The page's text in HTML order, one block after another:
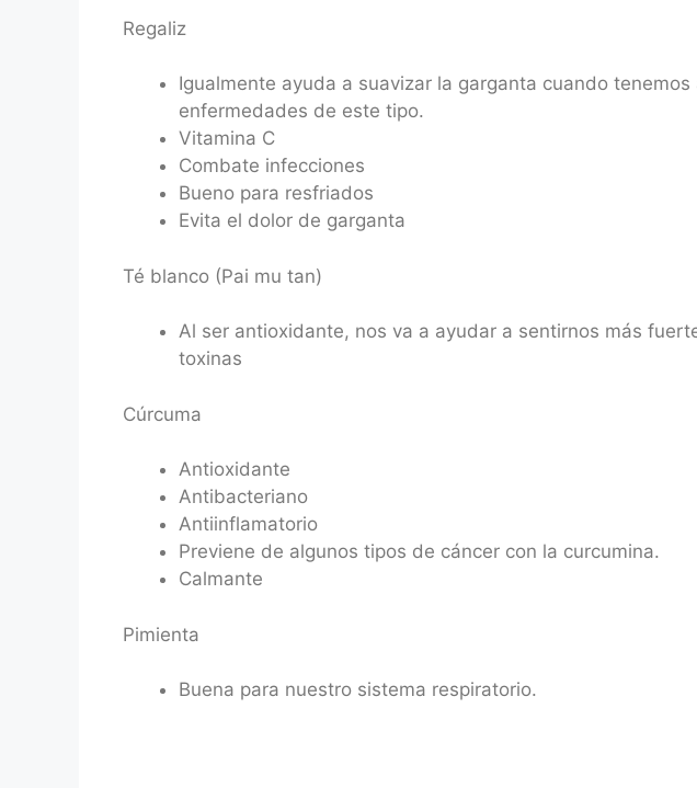
Regaliz
Igualmente ayuda a suavizar la garganta cuando
enfermedades de este tipo.
Vitamina C
Combate infecciones
Bueno para resfriados
Evita el dolor de garganta
Té blanco (Pai mu tan)
Al ser antioxidante, nos va a ayudar a sentirnos más
toxinas
Cúrcuma
Antioxidante
Antibacteriano
Antiinflamatorio
Previene de algunos tipos de cáncer con la curcumina.
Calmante
Pimienta
Buena para nuestro sistema respiratorio.